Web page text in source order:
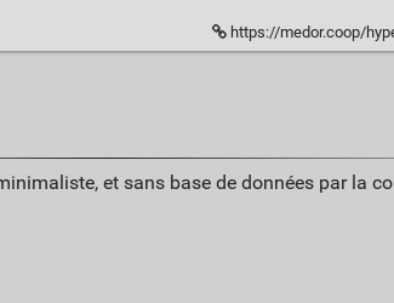
https://medor.coop/
et sans base de données par la